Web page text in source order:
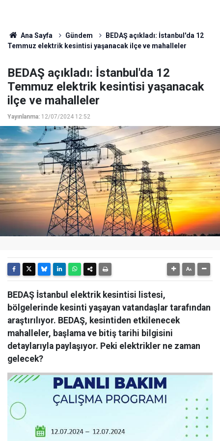
Ana Sayfa Gündem
BEDAŞ açıkladı: İstanbul'da 12
Temmuz elektrik kesintisi yaşanacak ilçe ve mahalleler
BEDAŞ açıkladı: İstanbul'da 12
Temmuz elektrik kesintisi yaşanacak
ilçe ve mahalleler
Yayınlanma: 12/07/2024 12:52
BEDAŞ İstanbul elektrik kesintisi listesi,
bölgelerinde kesinti yaşayan vatandaşlar tarafından
araştırılıyor. BEDAŞ, kesintiden etkilenecek
mahalleler, başlama ve bitiş tarihi bilgisini
detaylarıyla paylaşıyor. Peki elektrikler ne zaman
gelecek?